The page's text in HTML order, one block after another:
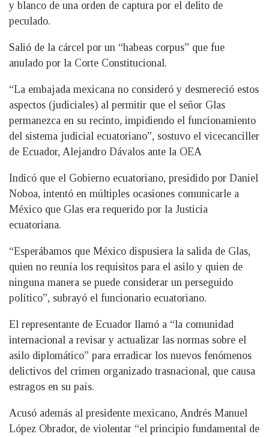
y blanco de una orden de captura por el delito de
peculado.
Salió de la cárcel por un “habeas corpus” que fue
anulado por la Corte Constitucional.
“La embajada mexicana no consideró y desmereció estos
aspectos (judiciales) al permitir que el señor Glas
permanezca en su recinto, impidiendo el funcionamiento
del sistema judicial ecuatoriano”, sostuvo el vicecanciller
de Ecuador, Alejandro Dávalos ante la OEA
Indicó que el Gobierno ecuatoriano, presidido por Daniel
Noboa, intentó en múltiples ocasiones comunicarle a
México que Glas era requerido por la Justicia
ecuatoriana.
“Esperábamos que México dispusiera la salida de Glas,
quien no reunía los requisitos para el asilo y quien de
ninguna manera se puede considerar un perseguido
político”, subrayó el funcionario ecuatoriano.
El representante de Ecuador llamó a “la comunidad
internacional a revisar y actualizar las normas sobre el
asilo diplomático” para erradicar los nuevos fenómenos
delictivos del crimen organizado trasnacional, que causa
estragos en su país.
Acusó además al presidente mexicano, Andrés Manuel
López Obrador, de violentar “el principio fundamental de